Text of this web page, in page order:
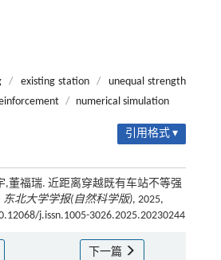
/ existing station /
unequal strength
/ numerical simulation
引用格式 ▾
,董福瑞. 近距离穿越既有车站不等强
东北大学学报(自然科学版), 2025,
j.issn.1005-3026.2025.20230244
下一篇